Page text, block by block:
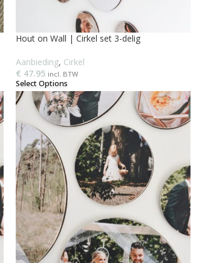
Hout on Wall | Cirkel set 3-delig
Aanbieding, Cirkel
€ 47.95 incl. BTW
Select Options